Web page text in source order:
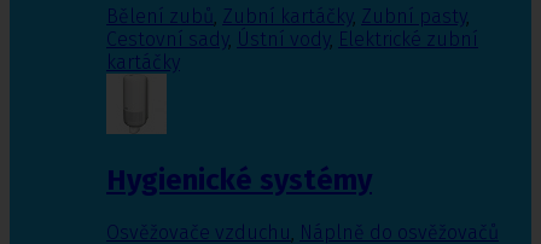
Bělení zubů, Zubní kartáčky, Zubní pasty,
Cestovní sady, Ústní vody, Elektrické zubní
kartáčky
Hygienické systémy
Osvěžovače vzduchu, Náplně do osvěžovačů